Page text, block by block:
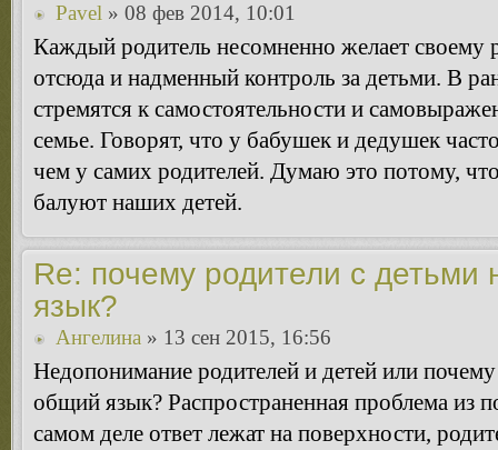
Pavel » 08 фев 2014, 10:01
Каждый родитель несомненно желает своему
отсюда и надменный контроль за детьми. В
стремятся к самостоятельности и
семье. Говорят, что у бабушек и дедушек
чем у самих родителей. Думаю это потому,
балуют наших детей.
Re: почему родители с детьми
язык?
Ангелина » 13 сен 2015, 16:56
Недопонимание родителей и детей или
общий язык? Распространенная проблема из
самом деле ответ лежат на поверхности,